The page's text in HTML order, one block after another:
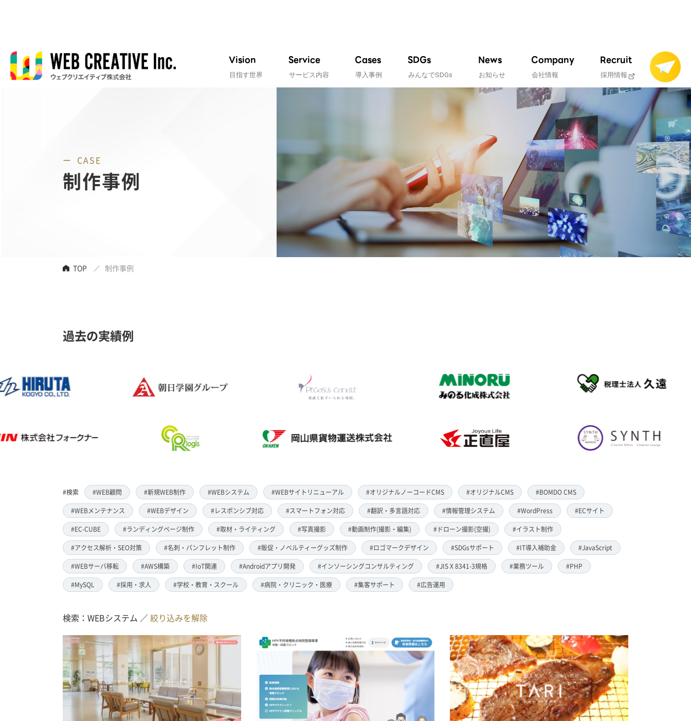
Vision
目指す世界
Service
サービス内容
Cases
導入事例
SDGs
みんなでSDGs
News
お知らせ
Company
会社情報
Recruit
採用情報
CASE
制作事例
TOP 制作事例
過去の実績例
#検索 #WEB顧問 #新規WEB制作 #WEBシステム #WEBサイトリニューアル #オリジナルノーコードCMS #オリジナルCMS #BOMDO CMS
#WEBメンテナンス #WEBデザイン #レスポンシブ対応 #スマートフォン対応 #翻訳・多言語対応 #情報管理システム #WordPress #ECサイト
#EC-CUBE #ランディングページ制作 #取材・ライティング #写真撮影 #動画制作(撮影・編集) #ドローン撮影(空撮) #イラスト制作
#アクセス解析・SEO対策 #名刺・パンフレット制作 #販促・ノベルティーグッズ制作 #ロゴマークデザイン #SDGsサポート #IT導入補助金 #JavaScript
#WEBサーバ移転 #AWS構築 #IoT関連 #Androidアプリ開発 #インソーシングコンサルティング #JIS X 8341-3規格 #業務ツール #PHP
#MySQL #採用・求人 #学校・教育・スクール #病院・クリニック・医療 #集客サポート #広告運用
検索：WEBシステム ／絞り込みを解除